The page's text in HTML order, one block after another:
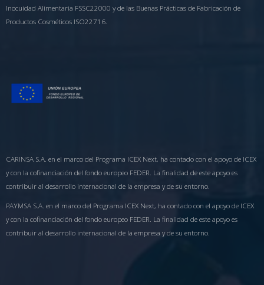
Inocuidad Alimentaria FSSC22000 y de las Buenas Prácticas de Fabricación de
Productos Cosméticos ISO22716.
CARINSA S.A. en el marco del Programa ICEX Next, ha contado con el apoyo de ICEX
y con la cofinanciación del fondo europeo FEDER. La finalidad de este apoyo es
contribuir al desarrollo internacional de la empresa y de su entorno.
PAYMSA S.A. en el marco del Programa ICEX Next, ha contado con el apoyo de ICEX
y con la cofinanciación del fondo europeo FEDER. La finalidad de este apoyo es
contribuir al desarrollo internacional de la empresa y de su entorno.